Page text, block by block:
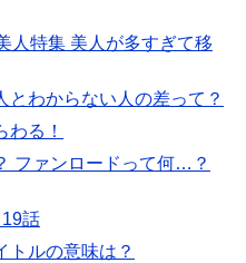
人特集 美人が多すぎて移
とわからない人の差って？
わる！
ファンロードって何…？
話
トルの意味は？